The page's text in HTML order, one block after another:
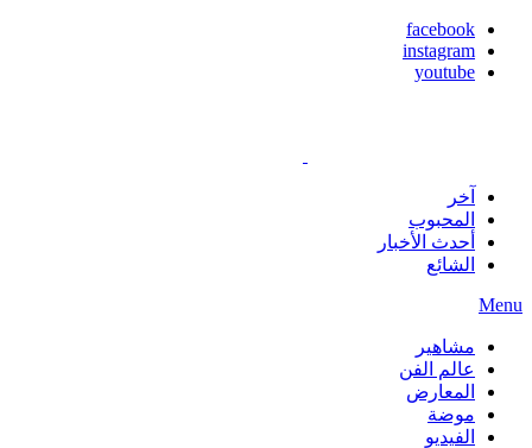
facebook
instagram
youtube
آخر
المحبوب
أحدث الأخبار
الشائع
Menu
مشاهير
عالم الفن
المعارض
موضة
الفيديو